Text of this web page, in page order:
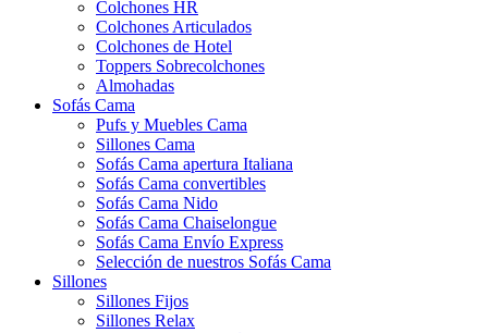
Colchones HR
Colchones Articulados
Colchones de Hotel
Toppers Sobrecolchones
Almohadas
Sofás Cama
Pufs y Muebles Cama
Sillones Cama
Sofás Cama apertura Italiana
Sofás Cama convertibles
Sofás Cama Nido
Sofás Cama Chaiselongue
Sofás Cama Envío Express
Selección de nuestros Sofás Cama
Sillones
Sillones Fijos
Sillones Relax